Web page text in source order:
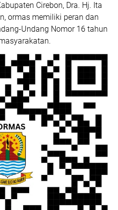
Cirebon, Dra. Hj. Ita
ormas memiliki peran dan
Undang Nomor 16 tahun